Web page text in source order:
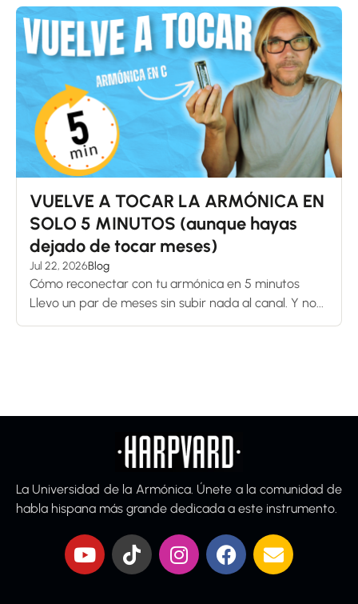
VUELVE A TOCAR LA ARMÓNICA EN
SOLO 5 MINUTOS (aunque hayas
dejado de tocar meses)
Jul 22, 2026Blog
Cómo reconectar con tu armónica en 5 minutos
Llevo un par de meses sin subir nada al canal. Y no...
La Universidad de la Armónica. Únete a la comunidad de
habla hispana más grande dedicada a este instrumento.